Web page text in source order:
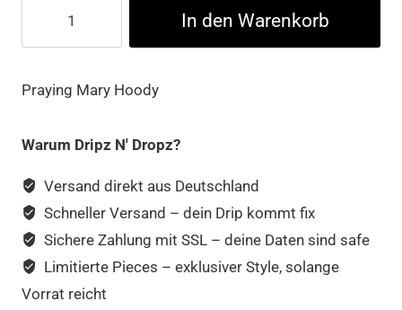
Hoody
In den Warenkorb
Praying Mary Hoody
Warum Dripz N' Dropz?
Versand direkt aus Deutschland
Schneller Versand – dein Drip kommt fix
Sichere Zahlung mit SSL – deine Daten sind safe
Limitierte Pieces – exklusiver Style, solange
Vorrat reicht